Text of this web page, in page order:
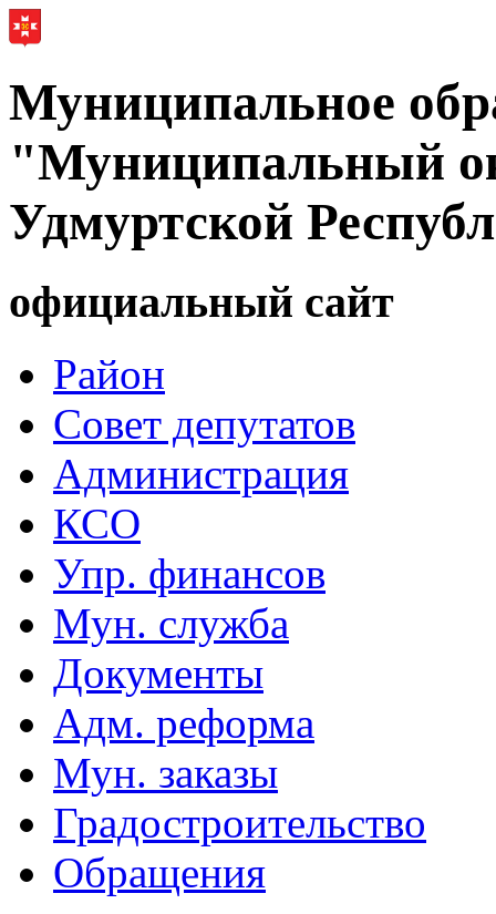
Муниципальное
"Муниципальный
Удмуртской
официальный сайт
Район
Совет депутатов
Администрация
КСО
Упр. финансов
Мун. служба
Документы
Адм. реформа
Мун. заказы
Градостроительство
Обращения